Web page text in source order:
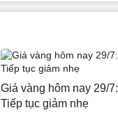
Giá vàng hôm nay 29/7:
Tiếp tục giảm nhẹ